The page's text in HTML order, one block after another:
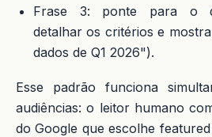
Frase 3: ponte para o
detalhar os critérios e
dados de Q1 2026").
Esse padrão funciona
audiências: o leitor humano
do Google que escolhe